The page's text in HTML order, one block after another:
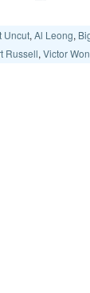
Uncut, Al Leong,
Russell, Victor